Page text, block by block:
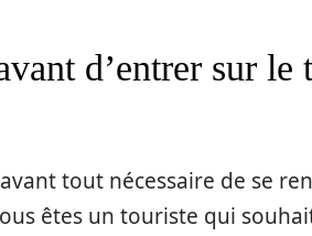
d’entrer sur le
tout nécessaire de se
êtes un touriste qui